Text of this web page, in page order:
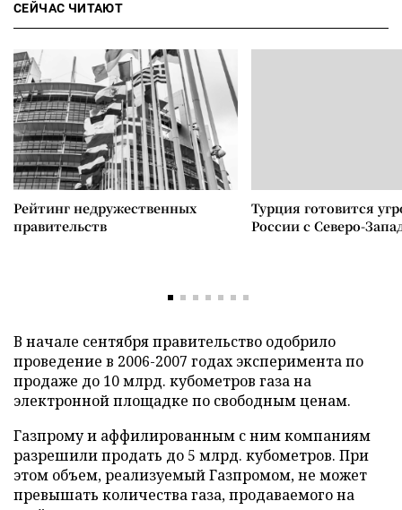
СЕЙЧАС ЧИТАЮТ
Рейтинг недружественных
правительств
Турция готовится
России с Северо-
В начале сентября правительство одобрило
проведение в 2006-2007 годах эксперимента по
продаже до 10 млрд. кубометров газа на
электронной площадке по свободным ценам.
Газпрому и аффилированным с ним компаниям
разрешили продать до 5 млрд. кубометров. При
этом объем, реализуемый Газпромом, не может
превышать количества газа, продаваемого на